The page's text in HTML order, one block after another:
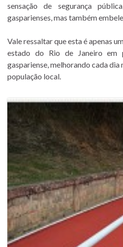
sensação de segurança
gasparienses, mas também
Vale ressaltar que esta é apenas
estado do Rio de Janeiro em
gaspariense, melhorando cada dia
população local.